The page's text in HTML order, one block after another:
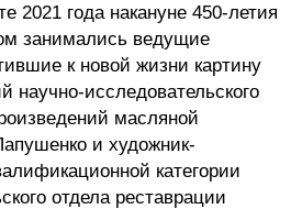
2021 года накануне 450-летия
занимались ведущие
к новой жизни картину
исследовательского
масляной
и художник-
категории
отдела реставрации